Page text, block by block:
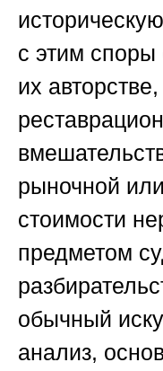
с этим споры
их
рыночной
стоимости
предметом
обычный
анализ,